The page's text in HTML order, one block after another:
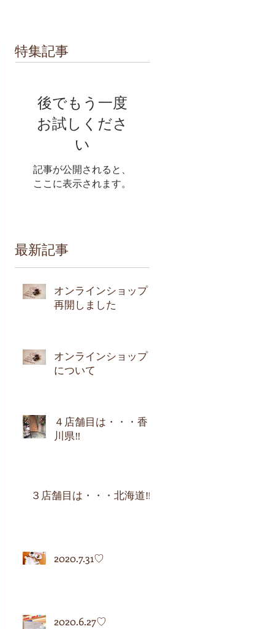
特集記事
後でもう一度
お試しくださ
い
記事が公開されると、
ここに表示されます。
最新記事
オンラインショップ
再開しました
オンラインショップ
について
４店舗目は・・・香
川県‼︎
３店舗目は・・・北海道‼︎
2020.7.31♡
2020.6.27♡